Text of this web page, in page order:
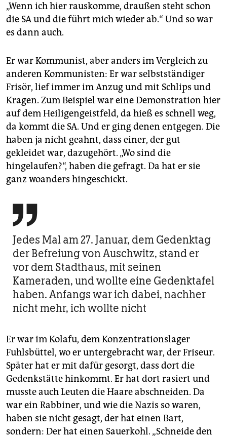
„Wenn ich hier rauskomme, draußen steht schon
die SA und die führt mich wieder ab.“ Und so war
es dann auch.
Er war Kommunist, aber anders im Vergleich zu
anderen Kommunisten: Er war selbstständiger
Frisör, lief immer im Anzug und mit Schlips und
Kragen. Zum Beispiel war eine Demonstration hier
auf dem Heiligengeistfeld, da hieß es schnell weg,
da kommt die SA. Und er ging denen entgegen. Die
haben ja nicht geahnt, dass einer, der gut
gekleidet war, dazugehört. „Wo sind die
hingelaufen?“, haben die gefragt. Da hat er sie
ganz woanders hingeschickt.

Jedes Mal am 27. Januar, dem Gedenktag
der Befreiung von Auschwitz, stand er
vor dem Stadthaus, mit seinen
Kameraden, und wollte eine Gedenktafel
haben. Anfangs war ich dabei, nachher
nicht mehr, ich wollte nicht
Er war im Kolafu, dem Konzentrationslager
Fuhlsbüttel, wo er untergebracht war, der Friseur.
Später hat er mit dafür gesorgt, dass dort die
Gedenkstätte hinkommt. Er hat dort rasiert und
musste auch Leuten die Haare abschneiden. Da
war ein Rabbiner, und wie die Nazis so waren,
haben sie nicht gesagt, der hat einen Bart,
sondern: Der hat einen Sauerkohl. „Schneide den